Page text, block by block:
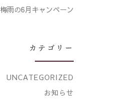
梅雨の6月キャンペーン
カテゴリー
UNCATEGORIZED
お知らせ